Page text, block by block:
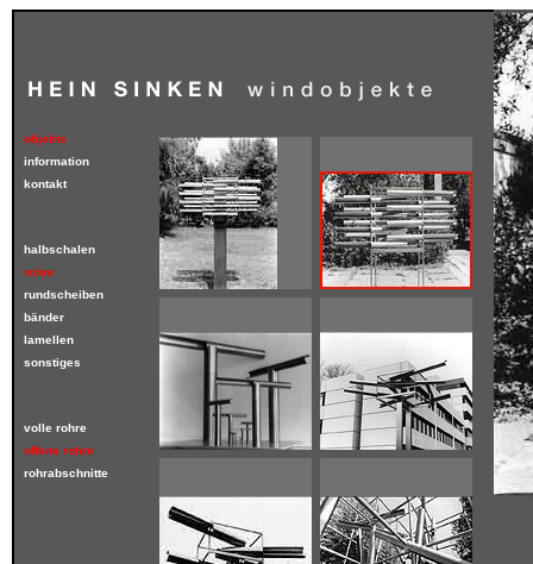
objekte
information
kontakt
halbschalen
rohre
rundscheiben
bänder
lamellen
sonstiges
volle rohre
offene rohre
rohrabschnitte